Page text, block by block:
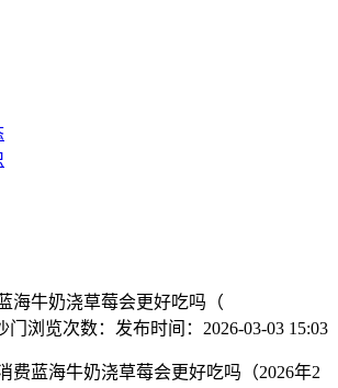
海牛奶浇草莓会更好吃吗（
浏览次数： 发布时间： 2026-03-03 15:03
蓝海牛奶浇草莓会更好吃吗（2026年2